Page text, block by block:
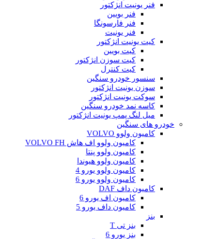
فنر یونیت انژکتور
فنر بویین
فنر فارسونگا
فنر یونیت
کیت یونیت انژکتور
کیت بویین
کیت سوزن انژکتور
کیت کنترل
سنسور خودرو سنگین
سوزن یونیت انژکتور
سوکت یونیت انژکتور
کاسه نمد خودرو سنگین
میل لنگ پمپ یونیت انژکتور
خودرو های سنگین
کامیون ولوو VOLVO
کامیون ولوو اف هاش VOLVO FH
کامیون ولوو پنتا
کامیون ولوو هیوندا
کامیون ولوو یورو 4
کامیون ولوو یورو 6
کامیون داف DAF
کامیون اف یورو 6
کامیون داف یورو 5
بنز
بنز تی T
بنز یورو 6